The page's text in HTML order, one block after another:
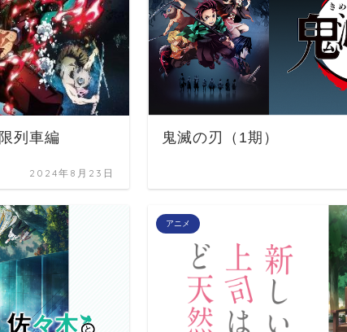
列車編
2024年8月23日
鬼滅の刃（1期）
アニメ